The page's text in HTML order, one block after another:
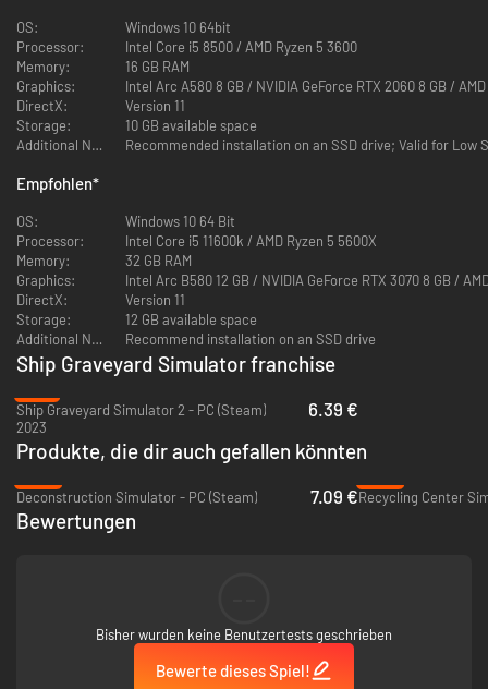
Schwere Maschinen & verbesserte Ausrüstung
Dein Werkzeugarsenal wurde massiv verbessert, z. B. mit einer neuen
ScrapVision. Bei den größten Aufträgen kannst du den neuen
individuell einstellbaren Lkw-Flotte und wähle je nach Art des Schrotts
zwischen Kippaufliegern und Pritschenaufliegern. Doch die Arbeit endet
nicht am Hafen...
Die Welt jenseits des Hafens – auf mit Erkunden und
geschlossenen Einsatzorten. Verarbeite Rohstoffe in der Schmiede.
Investiere dein hart verdientes Geld in ein tiefgehendes
Fortschrittssystem: Verwalte deine wachsende Lagerkapazität, stelle
OS:
Windows 10 64bit
Processor:
Intel Core i5 8500 / AMD Ryzen 5 3600
Memory:
16 GB RAM
Graphics:
Intel Arc A580 8 GB / NVIDIA GeForce RTX 2060 8 GB /
DirectX:
Version 11
Storage:
10 GB available space
Additional Notes:
Recommended installation on an SSD drive; Valid for Low
Empfohlen*
OS:
Windows 10 64 Bit
Processor:
Intel Core i5 11600k / AMD Ryzen 5 5600X
Memory:
32 GB RAM
Graphics:
Intel Arc B580 12 GB / NVIDIA GeForce RTX 3070 8 GB /
DirectX:
Version 11
Storage:
12 GB available space
Additional Notes:
Recommend installation on an SSD drive
Ship Graveyard Simulator franchise
Ship Graveyard Simulator 2 - PC (Steam)
2023
6.39 €
Produkte, die dir auch gefallen könnten
Deconstruction Simulator - PC (Steam)
7.09 €Recycling Center
Bewertungen
Bisher wurden keine Benutzertests geschrieben
Bewerte dieses Spiel!